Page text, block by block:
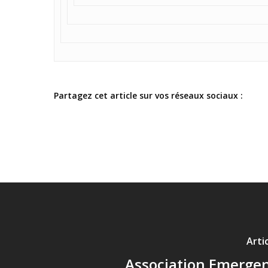
Partagez cet article sur vos réseaux sociaux :
Association